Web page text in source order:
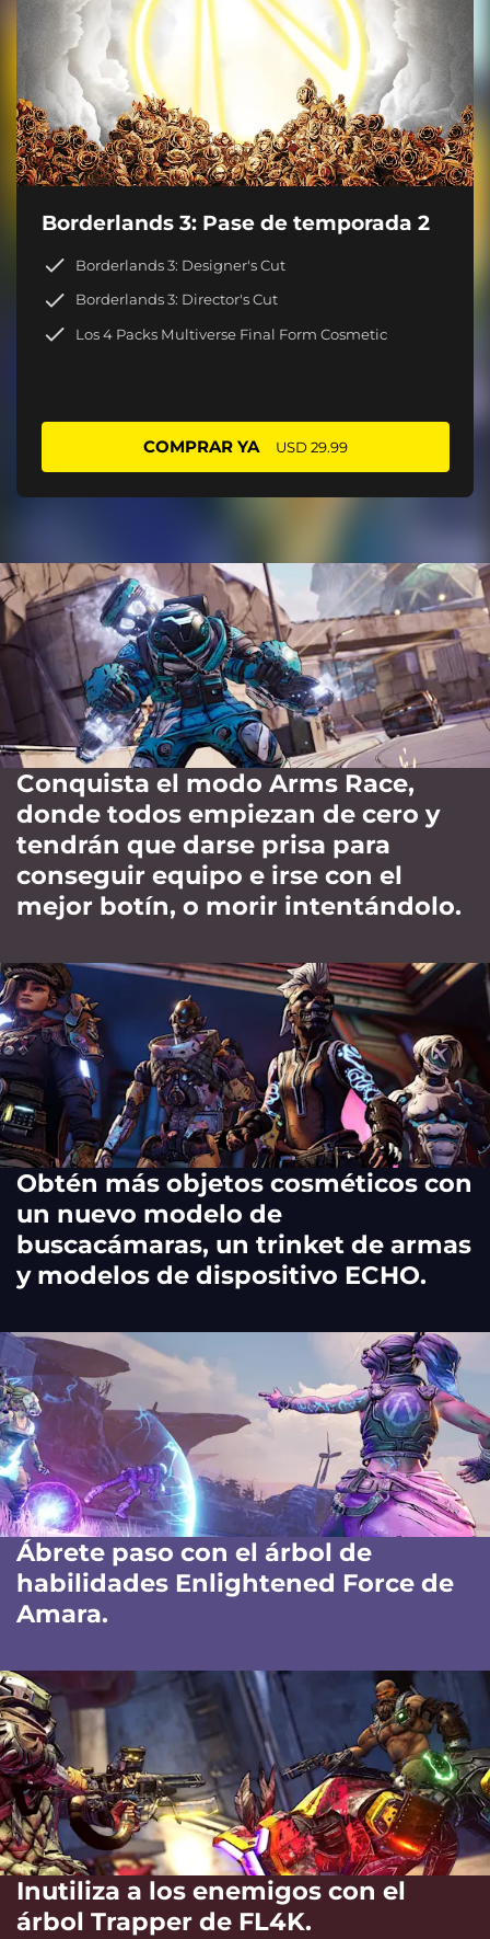
Borderlands 3: Pase de temporada 2
Borderlands 3: Designer's Cut
Borderlands 3: Director's Cut
Los 4 Packs Multiverse Final Form Cosmetic
COMPRAR YA USD 29.99
Conquista el modo Arms Race,
donde todos empiezan de cero y
tendrán que darse prisa para
conseguir equipo e irse con el
mejor botín, o morir intentándolo.
Obtén más objetos cosméticos con
un nuevo modelo de
buscacámaras, un trinket de armas
y modelos de dispositivo ECHO.
Ábrete paso con el árbol de
habilidades Enlightened Force de
Amara.
Inutiliza a los enemigos con el
árbol Trapper de FL4K.